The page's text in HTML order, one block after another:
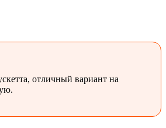
отличный вариант на